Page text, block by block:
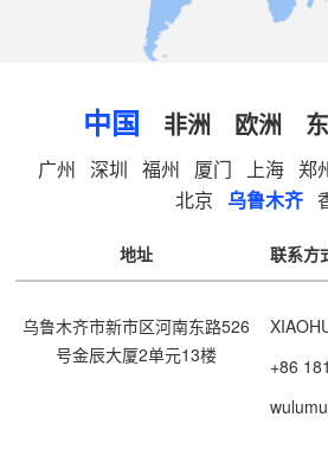
中国 非洲 欧洲
广州 深圳 福州 厦门 上海 郑
北京
乌鲁木齐
地址 联系方
乌鲁木齐市新市区河南东路526
号金辰大厦2单元13楼
+86